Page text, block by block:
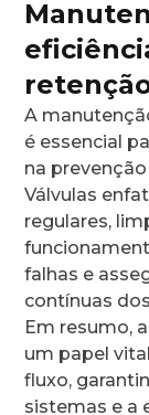
A
é essencial
na
Válvulas
regulares,
falhas e
contínuas
Em resumo,
um papel
fluxo,
sistemas e a